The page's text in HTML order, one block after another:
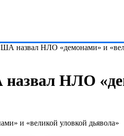
назвал НЛО «демонами» и
НЛО